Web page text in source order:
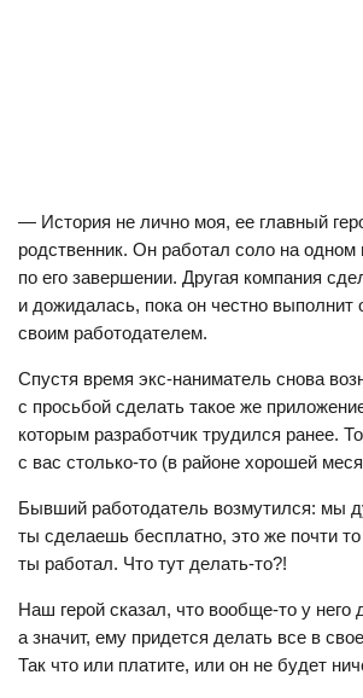
— История не лично моя, ее главный
родственник. Он работал соло на
по его завершении. Другая компания
и дожидалась, пока он честно выполнит
своим работодателем.
Спустя время экс-наниматель снова
с просьбой сделать такое же
которым разработчик трудился ранее.
с вас столько-то (в районе хорошей
Бывший работодатель возмутился: мы
ты сделаешь бесплатно, это же почти
ты работал. Что тут делать-то?!
Наш герой сказал, что вообще-то у него
а значит, ему придется делать все в
Так что или платите, или он не будет